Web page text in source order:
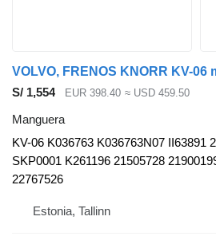
S/ 1,554 EUR 398.40 ≈ USD 459.50
Manguera
KV-06 K036763 K036763N07 II63891
SKP0001 K261196 21505728
22767526
Estonia, Tallinn